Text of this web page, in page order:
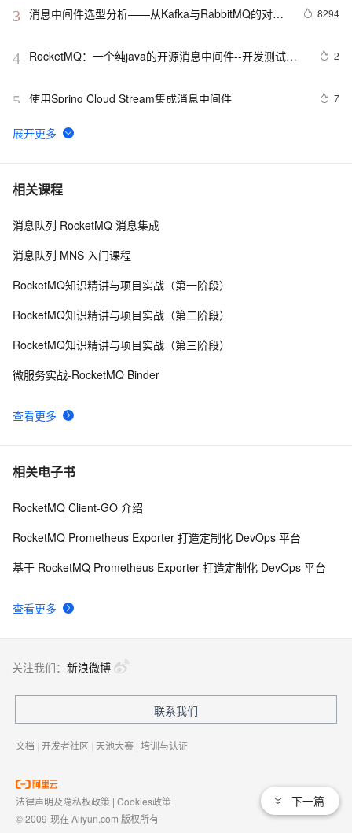
3 消息中间件选型分析——从Kafka与RabbitMQ的对比
8294
4 RocketMQ：一个纯java的开源消息中间件--开发测试环
2
5 使用Spring Cloud Stream集成消息中间件 7
6 【物联网中间件平台-06】RFID刷卡拍照
7 SpringBoot2 整合MinIO中间件，实现文件便捷管理
8 .NET应用服务器（中间件）来到
10成都技术大佬云集，他们在云原生中间件Meetup上都聊
相关课程
查看更多
消息队列 RocketMQ 消息集成
消息队列 MNS 入门课程
RocketMQ知识精讲与项目实战（第一阶段）
RocketMQ知识精讲与项目实战（第二阶段）
RocketMQ知识精讲与项目实战（第三阶段）
微服务实战-RocketMQ Binder
相关电子书
查看更多
RocketMQ Client-GO 介绍
RocketMQ Prometheus Exporter 打造定制化 DevOps 平台
基于 RocketMQ Prometheus Exporter 打造定制化 DevOps 平台
下一篇
关注我们： 新浪微博
联系我们
文档 | 开发者社区 | 天池大赛 | 培训与认证
法律声明及隐私权政策 | Cookies政策
© 2009-现在 Aliyun.com 版权所有